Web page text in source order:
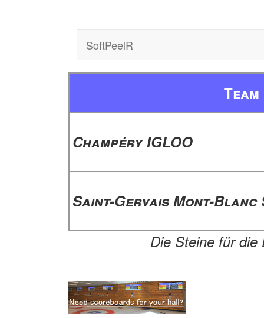
SoftPeelR
Team
Champéry IGLOO
Saint-Gervais Mont-Blanc
Die Steine für die